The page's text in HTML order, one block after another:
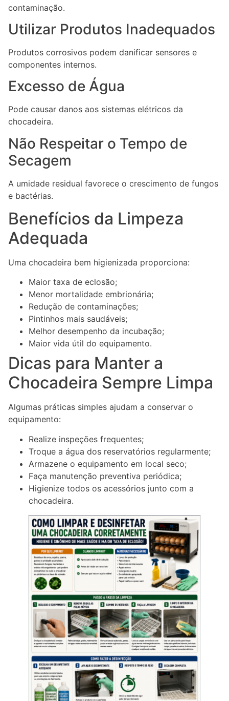
contaminação.
Utilizar Produtos Inadequados
Produtos corrosivos podem danificar sensores e
componentes internos.
Excesso de Água
Pode causar danos aos sistemas elétricos da
chocadeira.
Não Respeitar o Tempo de
Secagem
A umidade residual favorece o crescimento de fungos
e bactérias.
Benefícios da Limpeza
Adequada
Uma chocadeira bem higienizada proporciona:
Maior taxa de eclosão;
Menor mortalidade embrionária;
Redução de contaminações;
Pintinhos mais saudáveis;
Melhor desempenho da incubação;
Maior vida útil do equipamento.
Dicas para Manter a
Chocadeira Sempre Limpa
Algumas práticas simples ajudam a conservar o
equipamento:
Realize inspeções frequentes;
Troque a água dos reservatórios regularmente;
Armazene o equipamento em local seco;
Faça manutenção preventiva periódica;
Higienize todos os acessórios junto com a
chocadeira.